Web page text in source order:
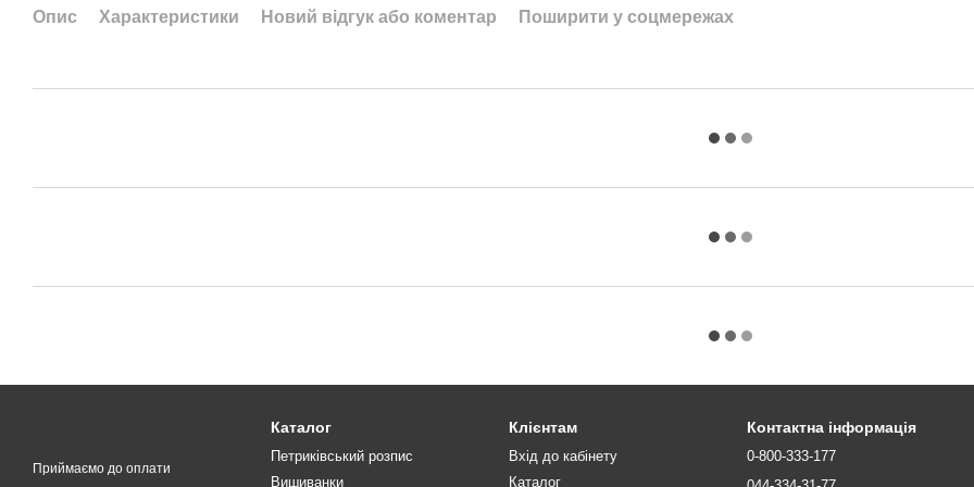
Опис Характеристики Новий відгук або коментар Поширити у соцмережах
Приймаємо до оплати
Каталог
Петриківський розпис
Вишиванки
Клієнтам
Вхід до кабінету
Каталог
Контактна інформація
0-800-333-177